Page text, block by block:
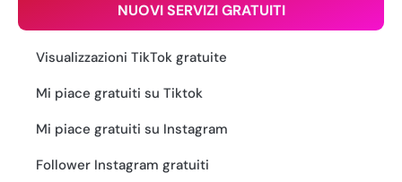
NUOVI SERVIZI GRATUITI
Visualizzazioni TikTok gratuite
Mi piace gratuiti su Tiktok
Mi piace gratuiti su Instagram
Follower Instagram gratuiti